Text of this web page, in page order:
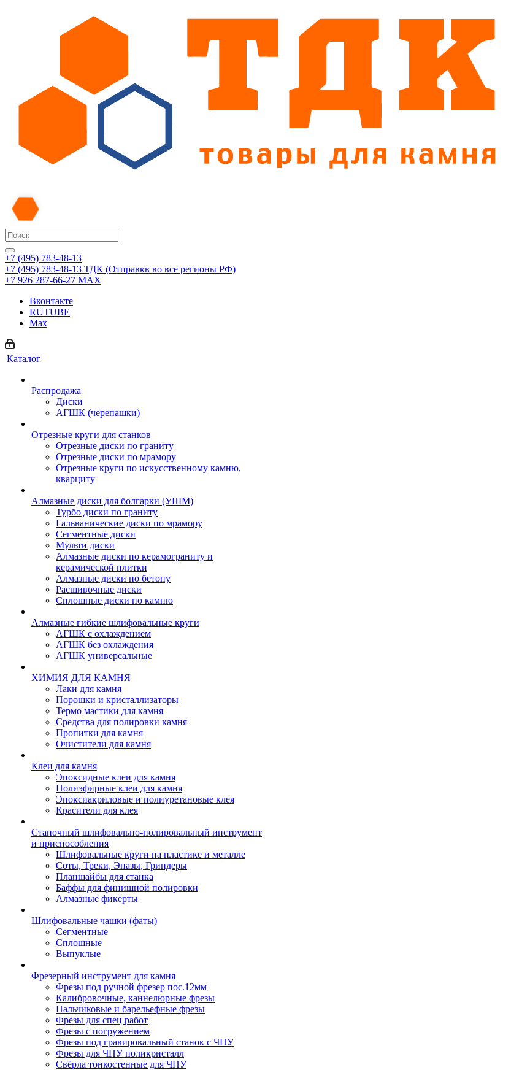
+7 (495) 783-48-13
+7 (495) 783-48-13 ТДК (Отправкв во все регионы РФ)
+7 926 287-66-27 МАХ
Вконтакте
RUTUBE
Max
Каталог
Распродажа
Диски
АГШК (черепашки)
Отрезные круги для станков
Отрезные диски по граниту
Отрезные диски по мрамору
Отрезные круги по искусственному камню,
кварциту
Алмазные диски для болгарки (УШМ)
Турбо диски по граниту
Гальванические диски по мрамору
Сегментные диски
Мульти диски
Алмазные диски по керамограниту и
керамической плитки
Алмазные диски по бетону
Расшивочные диски
Сплошные диски по камню
Алмазные гибкие шлифовальные круги
АГШК с охлаждением
АГШК без охлаждения
АГШК универсальные
ХИМИЯ ДЛЯ КАМНЯ
Лаки для камня
Порошки и кристаллизаторы
Термо мастики для камня
Средства для полировки камня
Пропитки для камня
Очистители для камня
Клеи для камня
Эпоксидные клеи для камня
Полиэфирные клеи для камня
Эпоксиакриловые и полиуретановые клея
Красители для клея
Станочный шлифовально-полировальный инструмент
и приспособления
Шлифовальные круги на пластике и металле
Соты, Треки, Эпазы, Гриндеры
Планшайбы для станка
Баффы для финишной полировки
Алмазные фикерты
Шлифовальные чашки (фаты)
Сегментные
Сплошные
Выпуклые
Фрезерный инструмент для камня
Фрезы под ручной фрезер пос.12мм
Калибровочные, каннелюрные фрезы
Пальчиковые и барельефные фрезы
Фрезы для спец работ
Фрезы с погружением
Фрезы под гравировальный станок с ЧПУ
Фрезы для ЧПУ поликристалл
Свёрла тонкостенные для ЧПУ